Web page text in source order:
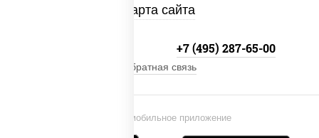
Карта сайта
Установи мобильное приложение
+7 (495) 287-65-00
Обратная связь